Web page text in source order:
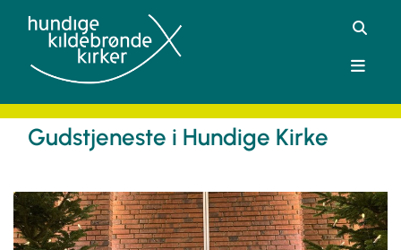
Gudstjeneste i Hundige Kirke